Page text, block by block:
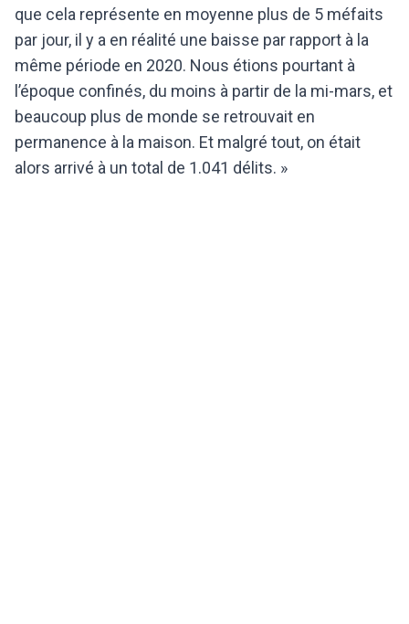
que cela représente en moyenne plus de 5 méfaits
par jour, il y a en réalité une baisse par rapport à la
même période en 2020. Nous étions pourtant à
l’époque confinés, du moins à partir de la mi-mars, et
beaucoup plus de monde se retrouvait en
permanence à la maison. Et malgré tout, on était
alors arrivé à un total de 1.041 délits. »